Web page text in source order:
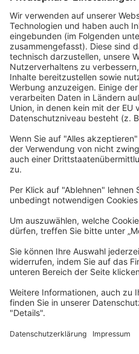
Rechtliches
Allgemeine
Widerrufsbelehrung
Datenschutzerklärung
Barrierefreiheitserklärung
Impressum
Newsletter
Per E-Mail informieren wir Sie
Zum Newsletter anmelden
vhs Post
Zur vhs Post anmelden
Kontrast
Kurs-Merkliste